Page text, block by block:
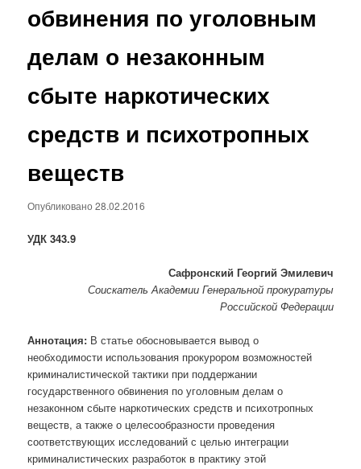
обвинения по уголовным
делам о незаконным
сбыте наркотических
средств и психотропных
веществ
Опубликовано28.02.2016
УДК 343.9
Сафронский Георгий Эмилевич
Соискатель Академии Генеральной прокуратуры
Российской Федерации
Аннотация: В статье обосновывается вывод о
необходимости использования прокурором возможностей
криминалистической тактики при поддержании
государственного обвинения по уголовным делам о
незаконном сбыте наркотических средств и психотропных
веществ, а также о целесообразности проведения
соответствующих исследований с целью интеграции
криминалистических разработок в практику этой